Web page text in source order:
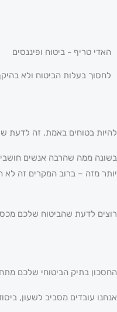
האדי טריף - ביטוח ופיננסים
לחסוך בעלות הביטוח ולא
להיות בטוחים באמת, זה לדעת
בשונה ממה שהרבה אנשים
יותר מזה – ברוב המקרים זה לא
רוצים לדעת שהביטוח שלכם
החסכון בתיק הביטוחי שלכם
אנחנו עובדים מסביב לשעון,